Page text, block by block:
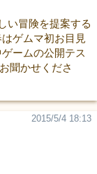
い冒険を提案する
ゲムマ初お目見
ームの公開テス
聞かせくださ
2015/5/4 18:13